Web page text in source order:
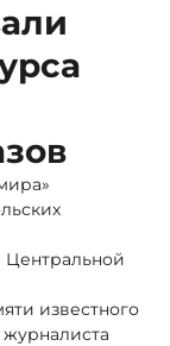
известного
журналиста